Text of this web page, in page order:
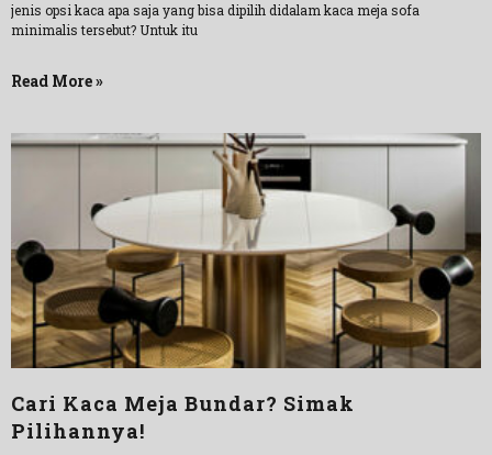
jenis opsi kaca apa saja yang bisa dipilih didalam kaca meja sofa
minimalis tersebut? Untuk itu
Read More »
Cari Kaca Meja Bundar? Simak
Pilihannya!